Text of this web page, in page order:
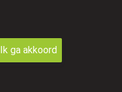
Ik ga akkoord